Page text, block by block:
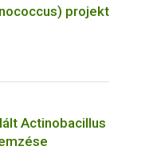
projekt
Actinobacillus